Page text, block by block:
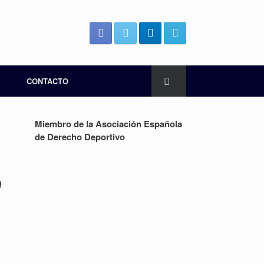
CONTACTO
Miembro de la Asociación Española
de Derecho Deportivo